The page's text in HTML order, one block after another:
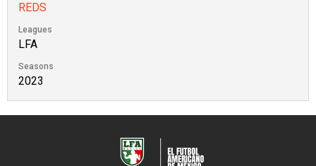
REDS
Leagues
LFA
Seasons
2023